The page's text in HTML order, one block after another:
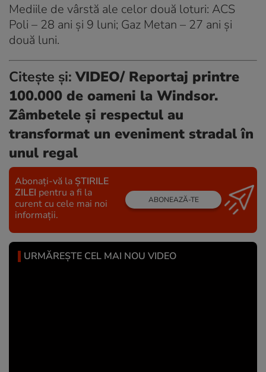
Mediile de vârstă ale celor două loturi: ACS
Poli – 28 ani şi 9 luni; Gaz Metan – 27 ani şi
două luni.
Citește și: VIDEO/ Reportaj printre
100.000 de oameni la Windsor.
Zâmbetele și respectul au
transformat un eveniment stradal în
unul regal
Abonați-vă la ȘTIRILE
ZILEI pentru a fi la
curent cu cele mai noi
informații.
ABONEAZĂ-TE
URMĂREȘTE CEL MAI NOU VIDEO